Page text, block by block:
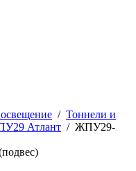
/ Тоннели и
Атлант / ЖПУ29-